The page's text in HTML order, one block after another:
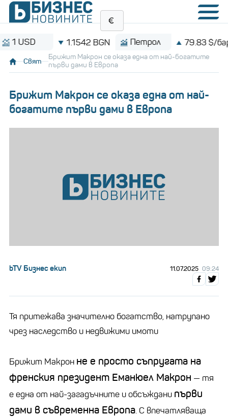
1.1542 BGN Петрол 79.83 $/барел
Свят
Брижит Макрон се оказа една от най-богатите
първи дами в Европа
Брижит Макрон се оказа една от най-
богатите първи дами в Европа
bTV Бизнес екип 11.07.2025 09:24
Тя притежава значително богатство, натрупано
чрез наследство и недвижими имоти
Брижит Макрон не е просто съпругата на
френския президент Еманюел Макрон — тя
е една от най-загадъчните и обсъждани първи
дами в съвременна Европа. С впечатляваща